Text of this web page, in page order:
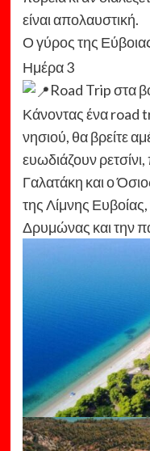
είναι απολαυστική.
Ο γύρος της
Ημέρα 3
Road Trip στα
Κάνοντας ένα road
νησιού, θα βρείτε
ευωδιάζουν
Γαλατάκη και ο
της Λίμνης
Δρυμώνας και την